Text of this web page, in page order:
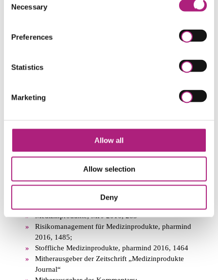
Selection
Necessary
Preferences
Statistics
Marketing
Allow all
Allow selection
Deny
Publikationen:
Manuals am Beispiel der Substanz „D-Mannose“,
für E-Health-Produkte im europäischen
Das (vorläufige) Ende regelmäßiger
unangekündigter Audits!, MPJ 2017, 138
Haftung einer Benannten Stelle, die vom Hersteller
Konformitätsbewertungsverfahren beteiligt wurde,
MedR 2017, 539
Übergangsregelungen zur geplanten EU-
Medizinprodukte, MPJ 2016, 283
Risikomanagement für Medizinprodukte, pharmind
2016, 1485;
Stoffliche Medizinprodukte, pharmind 2016, 1464
Mitherausgeber der Zeitschrift „Medizinprodukte
Journal“